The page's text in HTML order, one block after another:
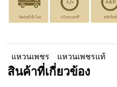
แหวนเพชร แหวนเพชรแท้
สินค้าที่เกี่ยวข้อง